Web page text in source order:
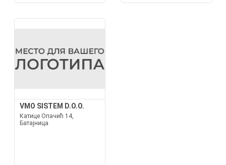
VMO SISTEM D.O.O.
Катице Опачић 14,
Батајница